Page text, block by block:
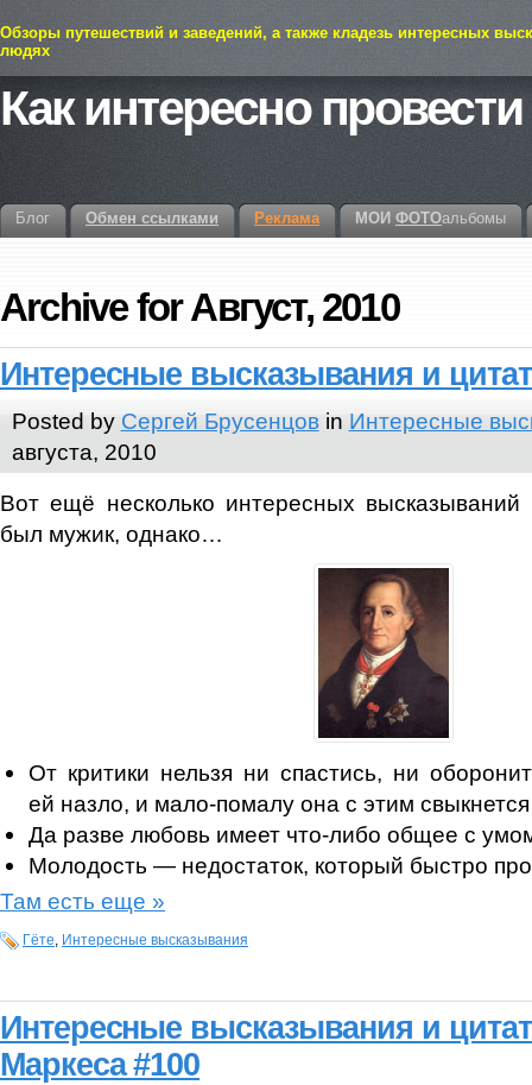
Обзоры путешествий и заведений, а также кладезь интересных
людях
Как интересно
Блог Обмен ссылками Реклама МОИ ФОТОальбомы
Archive for Август, 2010
Интересные высказывания и
Posted by Сергей Брусенцовin Интересные
августа, 2010
Вот ещё несколько интересных
был мужик, однако…
От критики нельзя ни спастись, ни
ей назло, и мало-помалу она с этим свыкнется
Да разве любовь имеет что-либо общее с
Молодость — недостаток, который быстро
Там есть еще »
Гёте, Интересные высказывания
Интересные высказывания и
Маркеса #100